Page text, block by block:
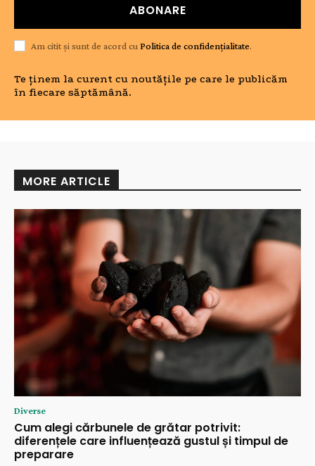
ABONARE
Am citit și sunt de acord cu Politica de confidențialitate.
Te ținem la curent cu noutățile pe care le publicăm
în fiecare săptămână.
MORE ARTICLE
Diverse
Cum alegi cărbunele de grătar potrivit:
diferențele care influențează gustul și timpul de
preparare